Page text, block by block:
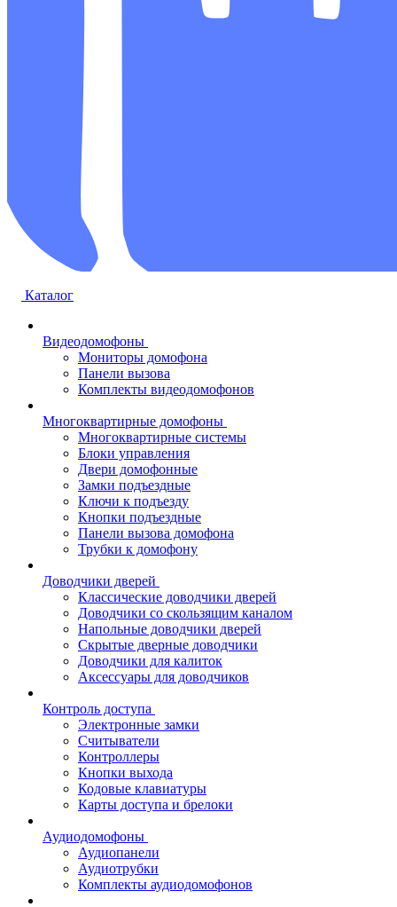
Каталог
Видеодомофоны
Мониторы домофона
Панели вызова
Комплекты видеодомофонов
Многоквартирные домофоны
Многоквартирные системы
Блоки управления
Двери домофонные
Замки подъездные
Ключи к подъезду
Кнопки подъездные
Панели вызова домофона
Трубки к домофону
Доводчики дверей
Классические доводчики дверей
Доводчики со скользящим каналом
Напольные доводчики дверей
Скрытые дверные доводчики
Доводчики для калиток
Аксессуары для доводчиков
Контроль доступа
Электронные замки
Считыватели
Контроллеры
Кнопки выхода
Кодовые клавиатуры
Карты доступа и брелоки
Аудиодомофоны
Аудиопанели
Аудиотрубки
Комплекты аудиодомофонов